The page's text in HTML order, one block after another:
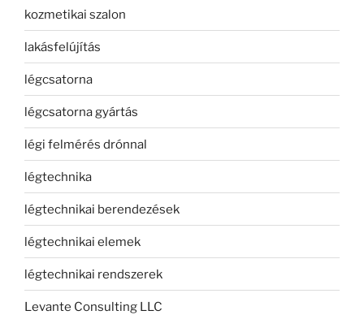
kozmetikai szalon
lakásfelújítás
légcsatorna
légcsatorna gyártás
légi felmérés drónnal
légtechnika
légtechnikai berendezések
légtechnikai elemek
légtechnikai rendszerek
Levante Consulting LLC